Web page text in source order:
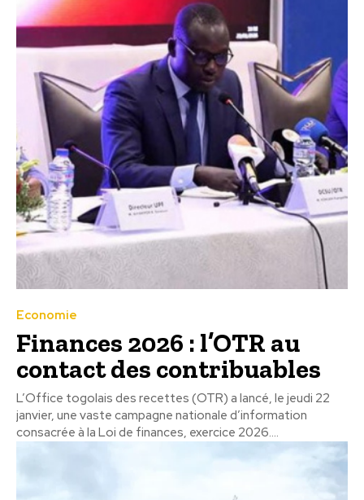
Economie
Finances 2026 : l’OTR au
contact des contribuables
L’Office togolais des recettes (OTR) a lancé, le jeudi 22
janvier, une vaste campagne nationale d’information
consacrée à la Loi de finances, exercice 2026....